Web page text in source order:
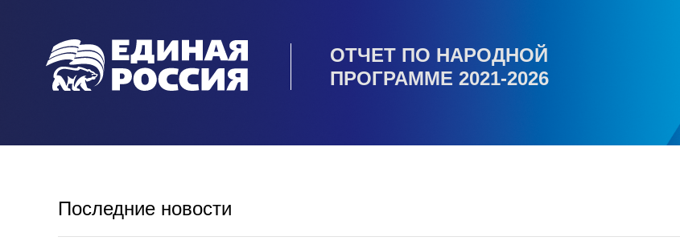
ОТЧЕТ ПО НАРОДНОЙ
ПРОГРАММЕ 2021-2026
Последние новости